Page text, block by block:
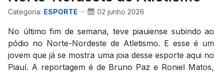
Categoria: ESPORTE 02 junho 2026
No último fim de semana, teve piauiense subindo ao
pódio no Norte-Nordeste de Atletismo. E esse é um
jovem que já se mostra uma joia desse esporte aqui no
Piauí. A reportagem é de Bruno Paz e Roniel Matos,